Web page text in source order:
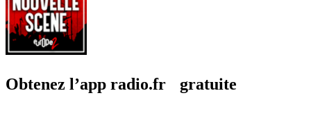
Obtenez l’app radio.fr gratuite